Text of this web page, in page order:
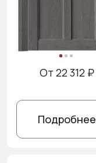
От 22 312 ₽
Подробнее